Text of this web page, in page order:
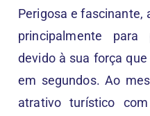
Perigosa e fascinante,
principalmente para
devido à sua força
em segundos. Ao
atrativo turístico